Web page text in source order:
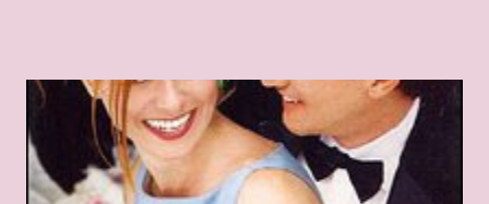
sono certa vi emozionerà così come ha emozionato me. "La
fanciulla e il cavaliere" conclude la serie dedicata alla dinastia dei
Banewulf. Nell'anno 1194, la protagonista Lady Katherine di
Grunwald,dopo aver trascorso sette anni in Terra Santa,decide